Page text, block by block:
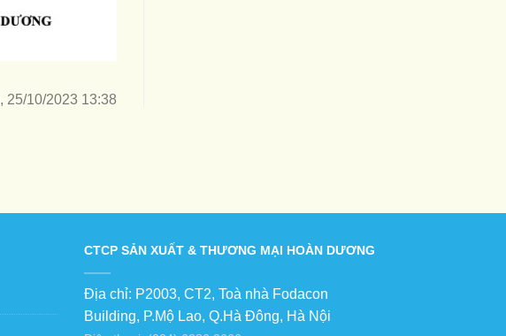
, 25/10/2023 13:38
CTCP SẢN XUẤT & THƯƠNG MẠI HOÀN DƯƠNG
Địa chỉ: P2003, CT2, Toà nhà Fodacon
Building, P.Mộ Lao, Q.Hà Đông, Hà Nội